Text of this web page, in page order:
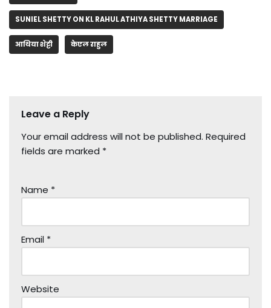
SUNIEL SHETTY ON KL RAHUL ATHIYA SHETTY MARRIAGE
आथिया शेट्टी केएल राहुल
Leave a Reply
Your email address will not be published. Required
fields are marked *
Name *
Email *
Website